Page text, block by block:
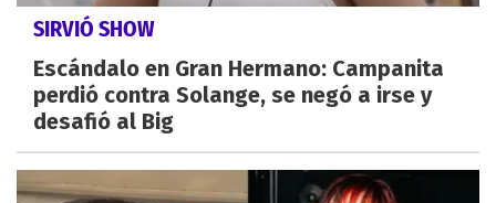
SIRVIÓ SHOW
Escándalo en Gran Hermano: Campanita
perdió contra Solange, se negó a irse y
desafió al Big